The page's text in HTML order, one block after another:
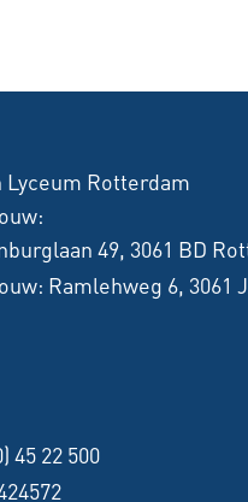
Lyceum Rotterdam
49, 3061 BD
Ramlehweg 6, 3061
45 22 500